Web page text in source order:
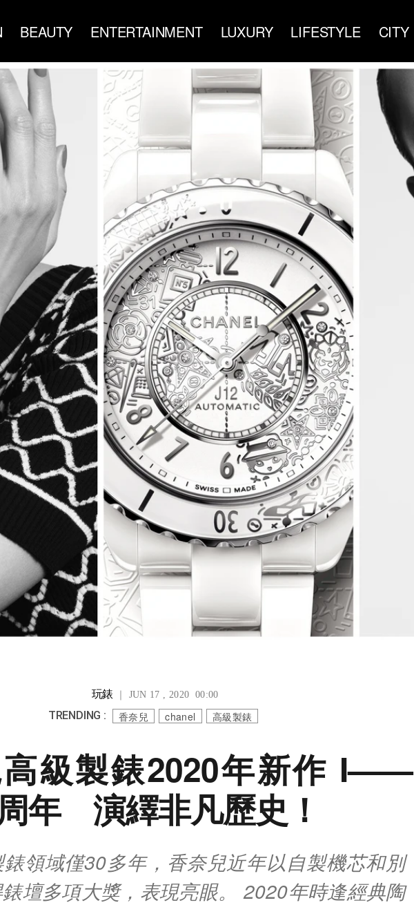
BEAUTY ENTERTAINMENT LUXURY LIFESTYLE CITY
玩錶 ｜ JUN 17 , 2020 00:00
TRENDING : 香奈兒 chanel 高級製錶
級製錶2020年新作 I——
年 演繹非凡歷史！
領域僅30多年，香奈兒近年以自製機芯和別
壇多項大獎，表現亮眼。 2020年時逢經典陶